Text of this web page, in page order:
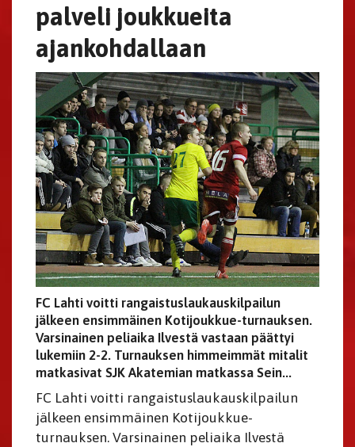
palveli joukkueita
ajankohdallaan
FC Lahti voitti rangaistuslaukauskilpailun
jälkeen ensimmäinen Kotijoukkue-turnauksen.
Varsinainen peliaika Ilvestä vastaan päättyi
lukemiin 2-2. Turnauksen himmeimmät mitalit
matkasivat SJK Akatemian matkassa Sein...
FC Lahti voitti rangaistuslaukauskilpailun
jälkeen ensimmäinen Kotijoukkue-
turnauksen. Varsinainen peliaika Ilvestä